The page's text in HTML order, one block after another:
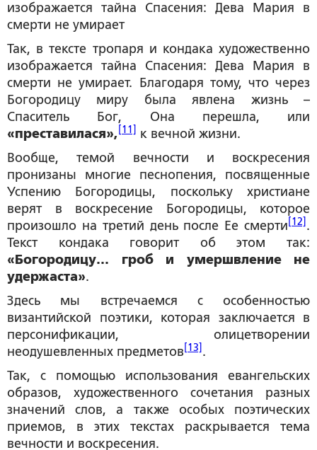
изображается тайна Спасения: Дева Мария в
смерти не умирает
Так, в тексте тропаря и кондака художественно
изображается тайна Спасения: Дева Мария в
смерти не умирает. Благодаря тому, что через
Богородицу миру была явлена жизнь –
Спаситель Бог, Она перешла, или
«преставилася», [11]
к вечной жизни.
Вообще, темой вечности и воскресения
пронизаны многие песнопения, посвященные
Успению Богородицы, поскольку христиане
верят в воскресение Богородицы, которое
произошло на третий день после Ее смерти [12] .
Текст кондака говорит об этом так:
«Богородицу… гроб и умершвление не
удержаста».
Здесь мы встречаемся с особенностью
византийской поэтики, которая заключается в
персонификации, олицетворении
неодушевленных предметов [13] .
Так, с помощью использования евангельских
образов, художественного сочетания разных
значений слов, а также особых поэтических
приемов, в этих текстах раскрывается тема
вечности и воскресения.